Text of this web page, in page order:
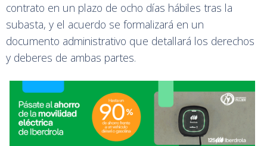
contrato en un plazo de ocho días hábiles tras la
subasta, y el acuerdo se formalizará en un
documento administrativo que detallará los derechos
y deberes de ambas partes.